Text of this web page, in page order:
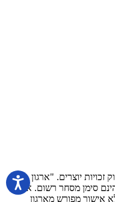
יוצרים. "ארגון
סימן מסחר רשום. אין
מפורש מארגון